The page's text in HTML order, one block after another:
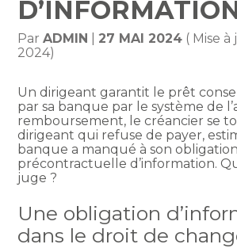
ParADMIN 27 MAI 2024 ( Mise
2024)
Un dirigeant garantit le prêt
par sa banque par le système de
remboursement, le créancier se
dirigeant qui refuse de payer,
banque a manqué à son obligation
précontractuelle d’information.
juge ?
Une obligation
dans le droit de